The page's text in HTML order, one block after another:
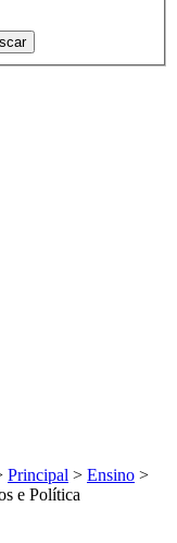
Principal > Ensino >
e Política